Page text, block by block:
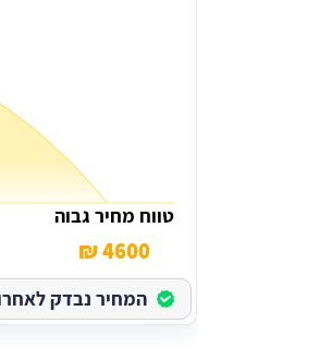
טווח מחיר גבוה
4600 ₪
המחיר נבדק